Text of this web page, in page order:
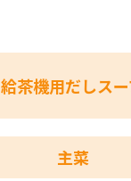
給茶機用だしス
主菜